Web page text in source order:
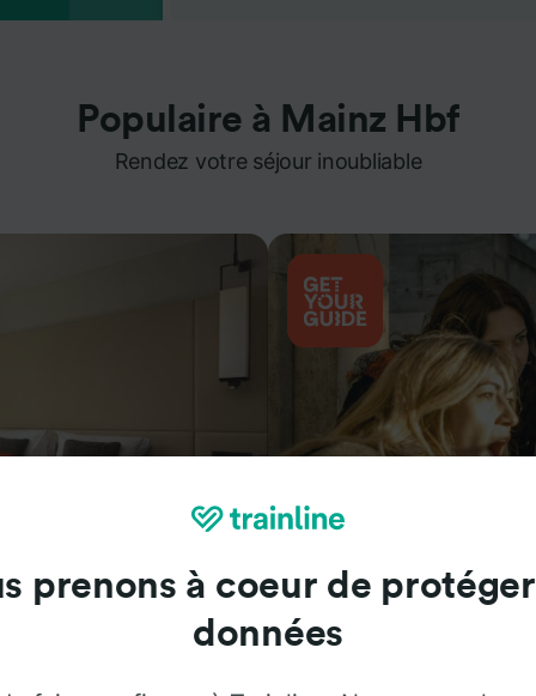
Populaire à Mainz Hbf
Rendez votre séjour inoubliable
Attractions
prenons à coeur de
données